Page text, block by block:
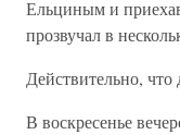
Ельциным и
прозвучал в
Действительно, что
В воскресенье